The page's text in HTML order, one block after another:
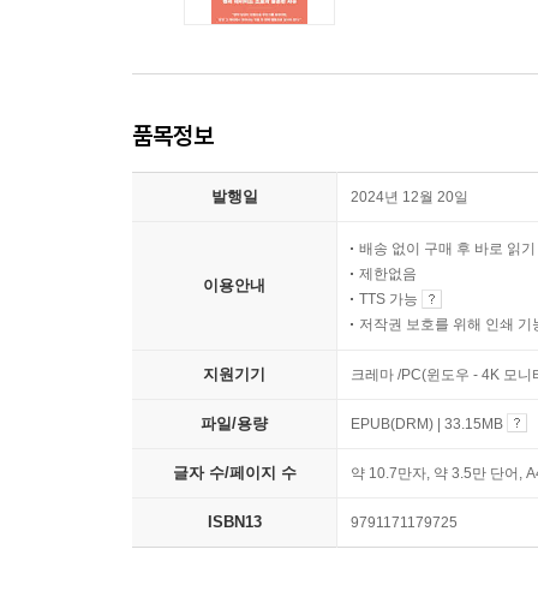
품목정보
발행일 2024년 12월 20일
이용안내
배송 없이 구매 후 바로 읽기
제한없음
TTS 가능
저작권 보호를 위해 인쇄 기
지원기기 크레마 /PC(윈도우 - 4K 모
파일/용량 EPUB(DRM) | 33.15MB
글자 수/페이지 수 약 10.7만자, 약 3.5만 단어,
ISBN13 9791171179725